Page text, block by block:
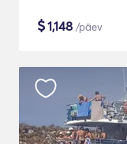
$1,148 /päev